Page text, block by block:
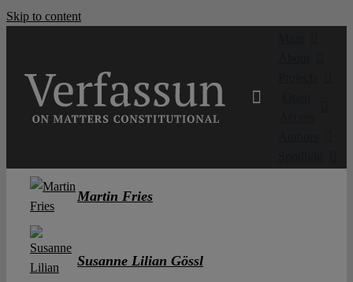
Skip to content
Martin Fries
Susanne Lilian Gössl